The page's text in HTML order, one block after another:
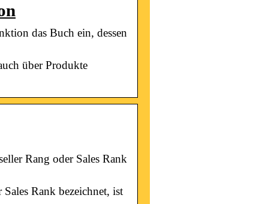
das Buch ein, dessen
über Produkte
Rang oder Sales Rank
Rank bezeichnet, ist